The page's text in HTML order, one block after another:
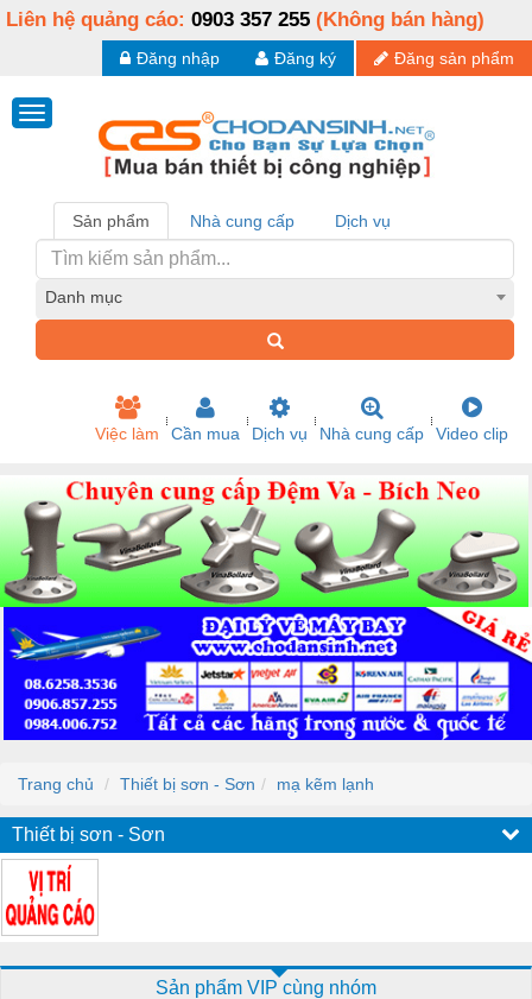
Liên hệ quảng cáo: 0903 357 255 (Không bán hàng)
Đăng sản phẩm
Đăng ký
Đăng nhập
Sản phẩm Nhà cung cấp Dịch vụ
Danh mục
Việc làm Cần mua Dịch vụ Nhà cung cấp Video clip
Trang chủ Thiết bị sơn - Sơn mạ kẽm lạnh
Thiết bị sơn - Sơn
Sản phẩm VIP cùng nhóm